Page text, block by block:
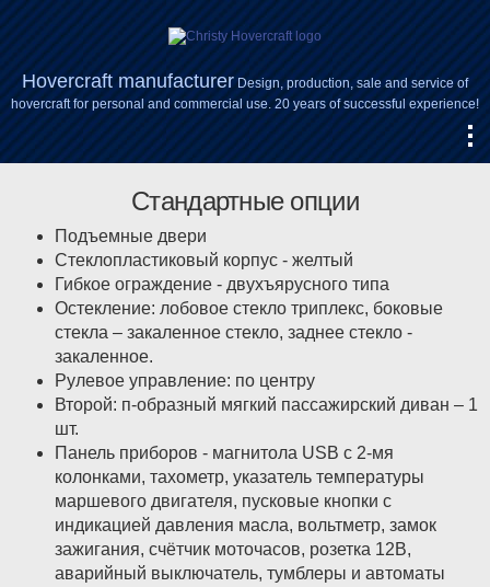
Hovercraft manufacturerDesign, production, sale and service of
hovercraft for personal and commercial use. 20 years of successful experience!
Стандартные опции
Подъемные двери
Стеклопластиковый корпус - желтый
Гибкое ограждение - двухъярусного типа
Остекление: лобовое стекло триплекс, боковые
стекла – закаленное стекло, заднее стекло -
закаленное.
Рулевое управление: по центру
Второй: п-образный мягкий пассажирский диван – 1
шт.
Панель приборов - магнитола USB с 2-мя
колонками, тахометр, указатель температуры
маршевого двигателя, пусковые кнопки с
индикацией давления масла, вольтметр, замок
зажигания, счётчик моточасов, розетка 12В,
аварийный выключатель, тумблеры и автоматы